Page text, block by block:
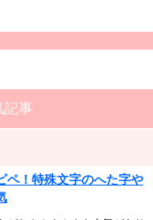
記事
ペ！特殊文字のへた字や